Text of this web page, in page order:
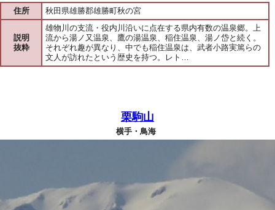
住所 秋田県雄勝郡雄勝町秋の宮
説明
抜粋
雄物川の支流・役内川沿いに点在する県内有数の温泉郷。上
流から湯ノ又温泉、鷹の湯温泉、稲住温泉、湯ノ岱と続く。
それぞれ趣が異なり、中でも稲住温泉は、武者小路実篤らの
文人が訪れたという歴史を持つ。レト…
栗駒山
横手・鳥海